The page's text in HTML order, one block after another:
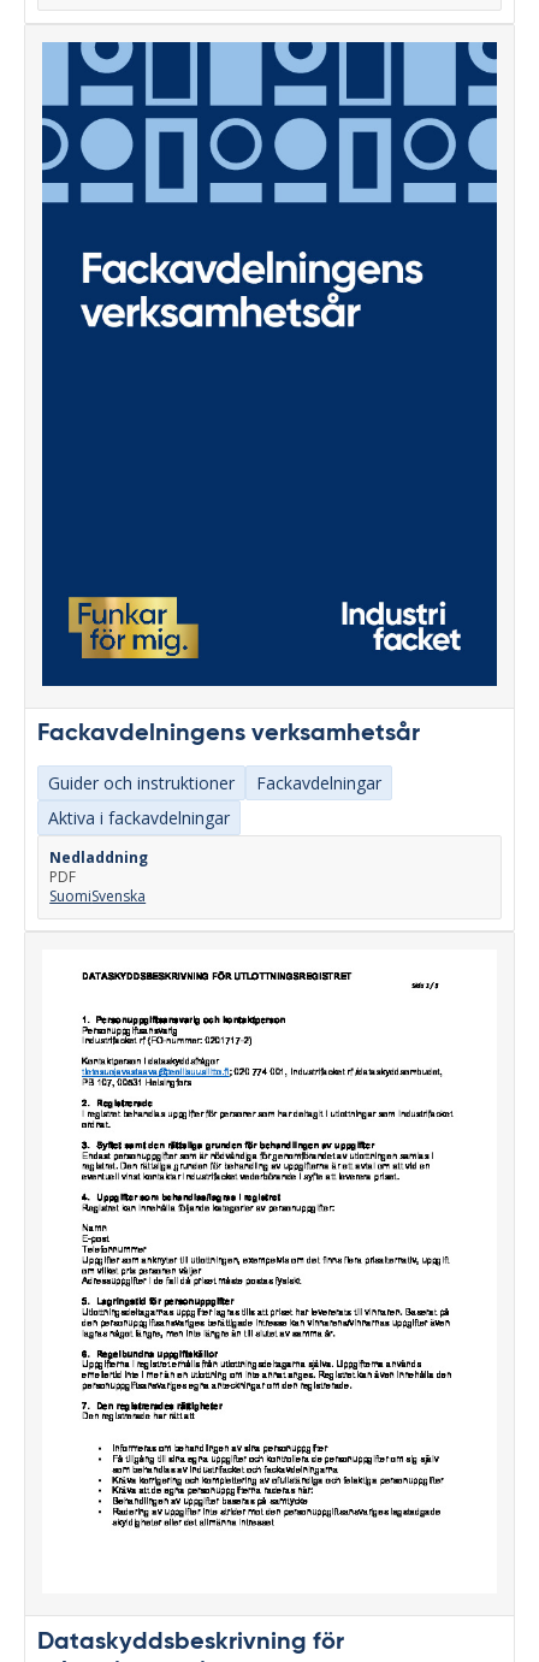
Fackavdelningens verksamhetsår
Guider och instruktioner
Fackavdelningar
Aktiva i fackavdelningar
Nedladdning
PDF
SuomiSvenska
Dataskyddsbeskrivning för